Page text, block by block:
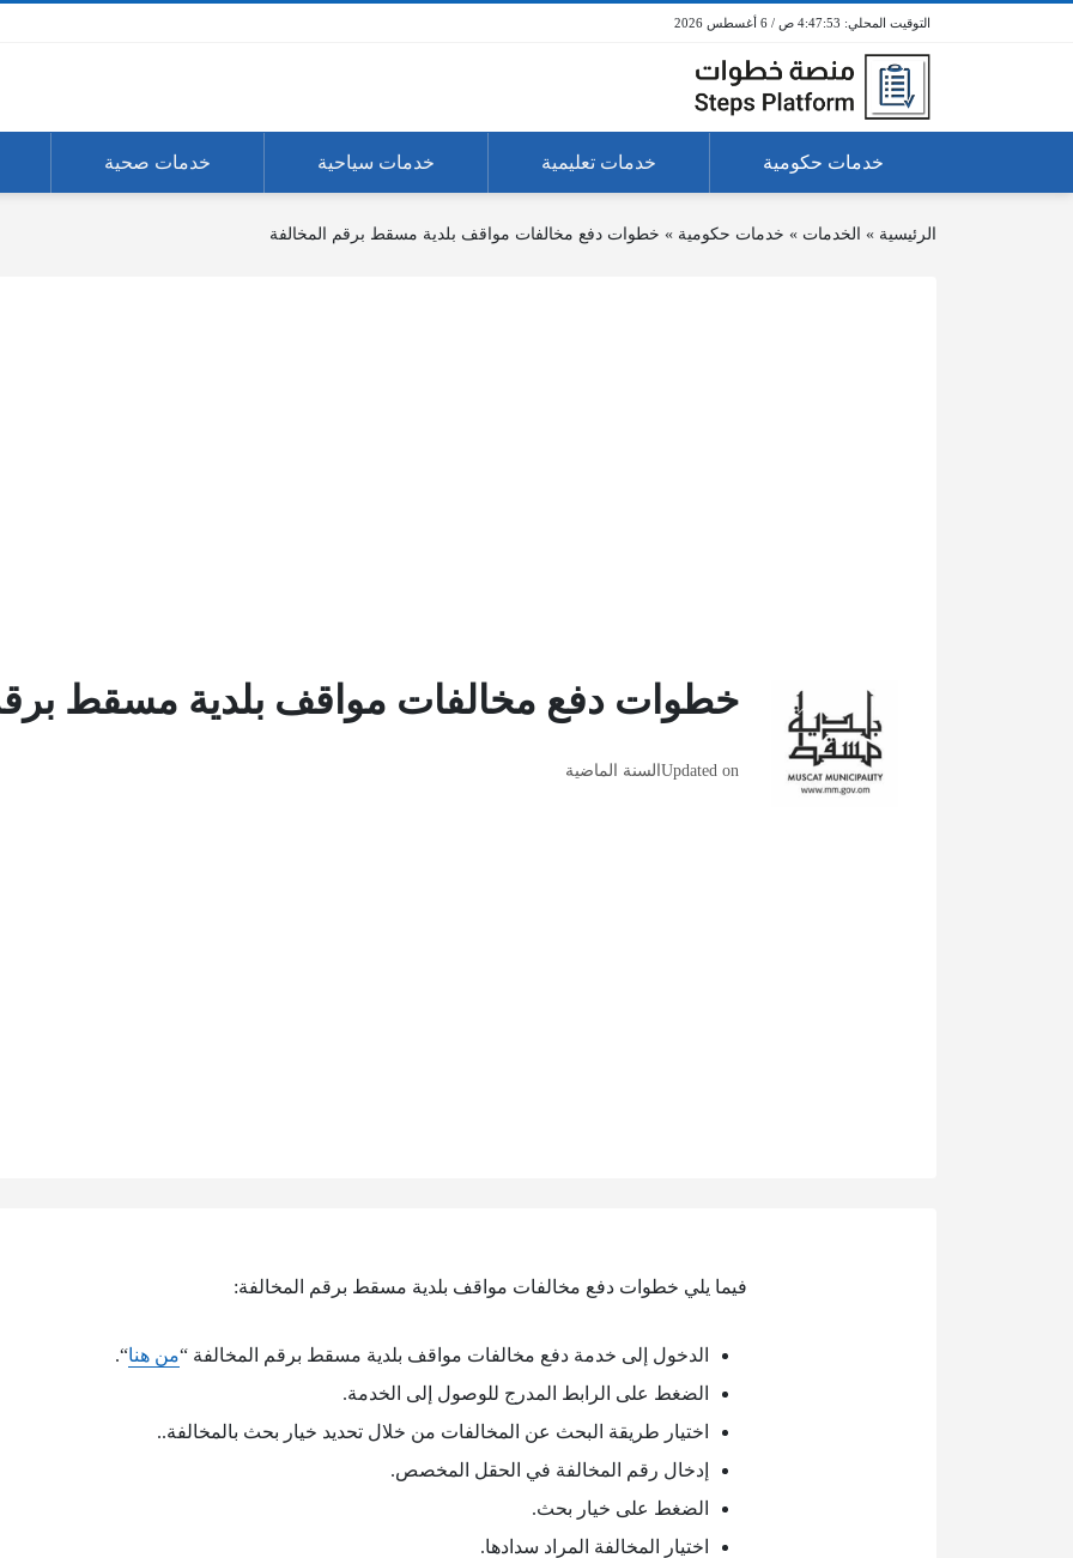
4:47:53 ص / 6 أغسطس 2026
خدمات حكومية خدمات تعليمية خدمات سياحية خدمات صحية
الرئيسية » الخدمات » خدمات حكومية » خطوات دفع مخالفات مواقف بلدية مسقط برقم المخالفة
خطوات دفع مخالفات مواقف بلدية مسقط
Updated onالسنة الماضية
فيما يلي خطوات دفع مخالفات مواقف بلدية مسقط برقم المخالفة:
الدخول إلى خدمة دفع مخالفات مواقف بلدية مسقط برقم المخالفة “من هنا“.
الضغط على الرابط المدرج للوصول إلى الخدمة.
اختيار طريقة البحث عن المخالفات من خلال تحديد خيار بحث بالمخالفة..
إدخال رقم المخالفة في الحقل المخصص.
الضغط على خيار بحث.
اختيار المخالفة المراد سدادها.